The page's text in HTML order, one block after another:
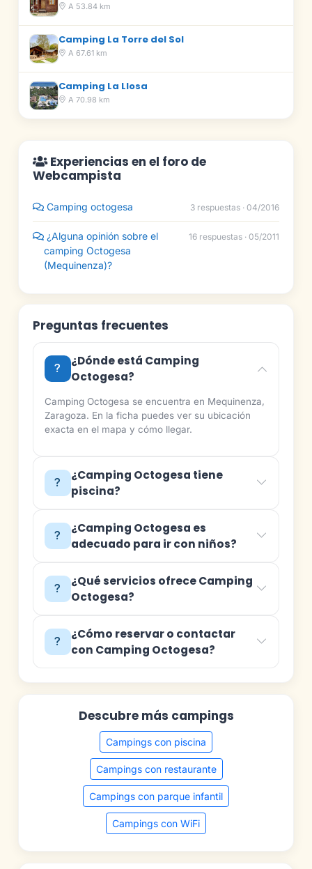
A 53.84 km
Camping La Torre del Sol
A 67.61 km
Camping La Llosa
A 70.98 km
Experiencias en el foro de
Webcampista
Camping octogesa 3 respuestas · 04/2016
¿Alguna opinión sobre el
camping Octogesa
(Mequinenza)?
16 respuestas · 05/2011
Preguntas frecuentes
¿Dónde está Camping
Octogesa?
Camping Octogesa se encuentra en Mequinenza,
Zaragoza. En la ficha puedes ver su ubicación
exacta en el mapa y cómo llegar.
¿Camping Octogesa tiene
piscina?
¿Camping Octogesa es
adecuado para ir con niños?
¿Qué servicios ofrece Camping
Octogesa?
¿Cómo reservar o contactar
con Camping Octogesa?
Descubre más campings
Campings con piscina
Campings con restaurante
Campings con parque infantil
Campings con WiFi